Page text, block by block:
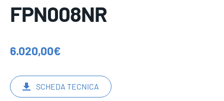
FPN008NR
6.020,00€
SCHEDA TECNICA